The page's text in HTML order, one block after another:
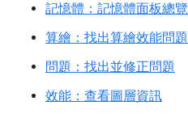
記憶體：記憶體面板總覽
算繪：找出算繪效能問題
問題：找出並修正問題
效能：查看圖層資訊